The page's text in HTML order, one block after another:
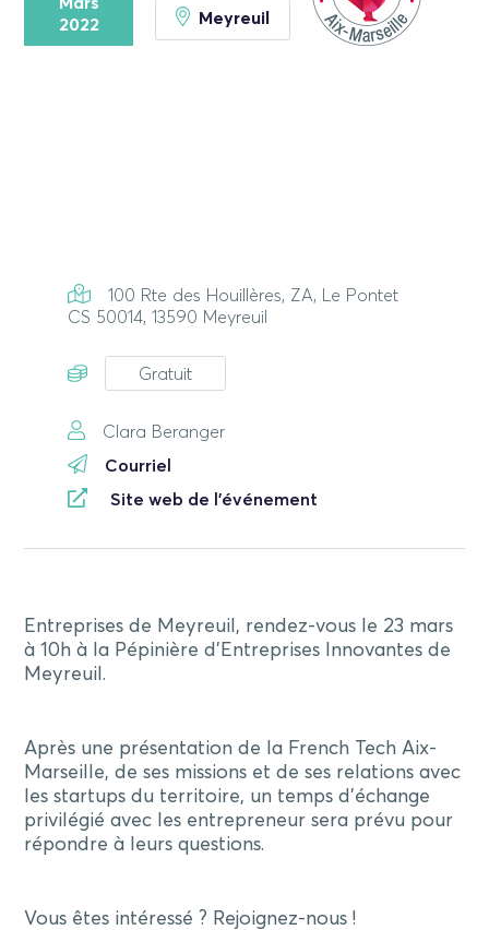
Mars
2022
Meyreuil
100 Rte des Houillères, ZA, Le Pontet
CS 50014, 13590 Meyreuil
Gratuit
Clara Beranger
Courriel
Site web de l'événement
Entreprises de Meyreuil, rendez-vous le 23 mars
à 10h à la Pépinière d’Entreprises Innovantes de
Meyreuil.
Après une présentation de la French Tech Aix-
Marseille, de ses missions et de ses relations avec
les startups du territoire, un temps d’échange
privilégié avec les entrepreneur sera prévu pour
répondre à leurs questions.
Vous êtes intéressé ? Rejoignez-nous !